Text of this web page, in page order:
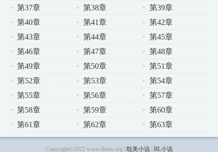
第37章
第38章
第39章
第40章
第41章
第42章
第43章
第44章
第45章
第46章
第47章
第48章
第49章
第50章
第51章
第52章
第53章
第54章
第55章
第56章
第57章
第58章
第59章
第60章
第61章
第62章 第63章
Copyright©2022 www.dmxs.org | 耽美小说| BL小说